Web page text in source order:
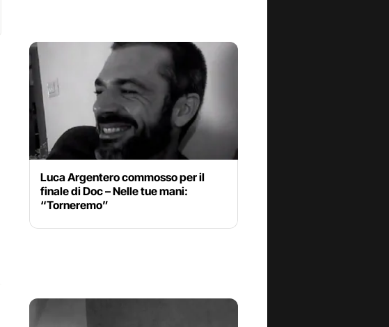
Luca Argentero commosso per il
finale di Doc – Nelle tue mani:
“Torneremo”